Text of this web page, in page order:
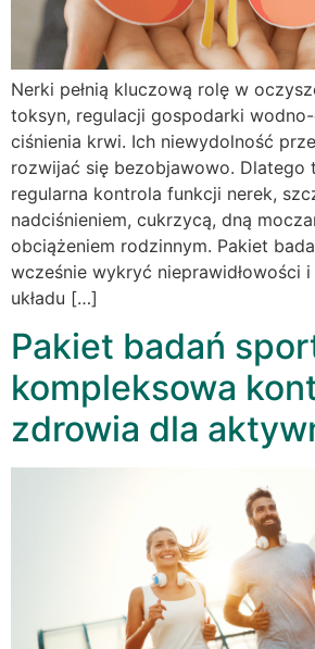
Nerki pełnią kluczową rolę w
toksyn, regulacji gospodarki
ciśnienia krwi. Ich niewydolność
rozwijać się bezobjawowo. Dlatego
regularna kontrola funkcji nerek,
nadciśnieniem, cukrzycą, dną
obciążeniem rodzinnym. Pakiet
wcześnie wykryć nieprawidłowości
układu […]
Pakiet badań
kompleksowa
zdrowia dla